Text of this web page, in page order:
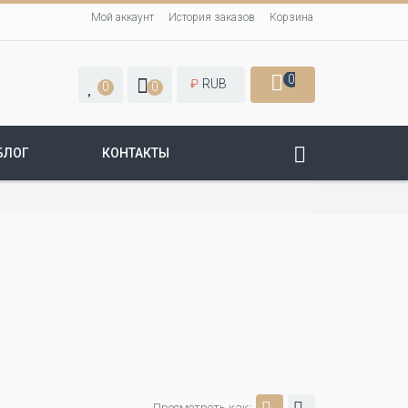
Мой аккаунт История заказов Корзина
0 0 ₽ RUB 0
КОНТАКТЫ